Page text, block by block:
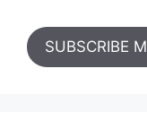
SUBSCRIBE